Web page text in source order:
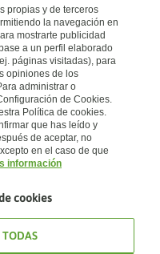
propias y de terceros
la navegación en
mostrarte publicidad
a un perfil elaborado
páginas visitadas), para
opiniones de los
administrar o
de Cookies.
Política de cookies.
que has leído y
de aceptar, no
en el caso de que
información
cookies